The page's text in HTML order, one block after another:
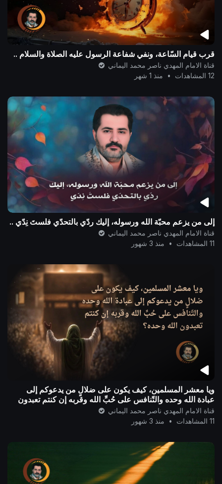
قرب قيام السّاعة، ونفي شفاعة الرسول عليه الصلاة والسلام ..
قناة الامام المهدي ناصر محمد اليماني
12 المشاهدات
• منذ 1 شهر
إلى من يزعم محبّة الله ورسوله، إليك ردّي بالتحدّي فلستَ نِدّي ..
قناة الامام المهدي ناصر محمد اليماني
11 المشاهدات
• منذ 3 شهور
ويا معشر المسلمين، كيف يكون على ضلالٍ من يدعوكم إلى
عبادة الله وحده والتّنافس على حُبِّ الله وقربه إن كنتم تعبدون
الله وحده؟
قناة الامام المهدي ناصر محمد اليماني
11 المشاهدات
• منذ 3 شهور